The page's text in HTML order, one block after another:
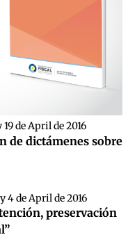
de April de 2016
de dictámenes sobre
4 de April de 2016
preservación